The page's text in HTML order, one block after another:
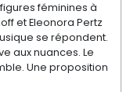
féminines à
et Eleonora Pertz
se répondent.
aux nuances. Le
Une proposition